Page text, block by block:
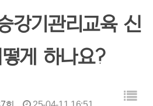
강기관리교육 신
게 하나요?